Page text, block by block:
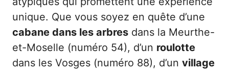
unique. Que vous soyez en quête d’une
cabane dans les arbres dans la Meurthe-
et-Moselle (numéro 54), d’un roulotte
dans les Vosges (numéro 88), d’un village